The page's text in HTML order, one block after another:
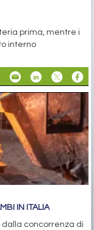
prima, mentre i
interno
IN ITALIA
dalla concorrenza di